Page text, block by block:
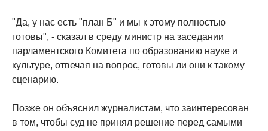
"Да, у нас есть "план Б" и мы к этому полностью
готовы", - сказал в среду министр на заседании
парламентского Комитета по образованию науке и
культуре, отвечая на вопрос, готовы ли они к такому
сценарию.
Позже он объяснил журналистам, что заинтересован
в том, чтобы суд не принял решение перед самыми